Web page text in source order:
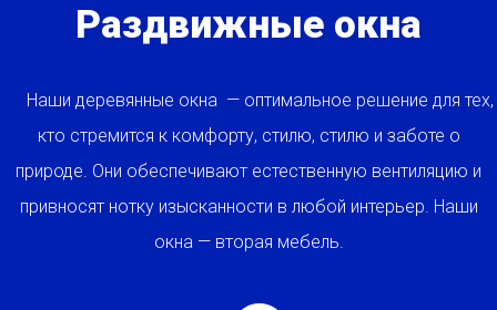
Раздвижные окна
Наши деревянные окна — оптимальное решение для тех,
кто стремится к комфорту, стилю, стилю и заботе о
природе. Они обеспечивают естественную вентиляцию и
привносят нотку изысканности в любой интерьер. Наши
окна — вторая мебель.